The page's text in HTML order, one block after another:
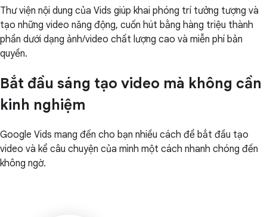
Thư viện nội dung của Vids giúp khai phóng trí tưởng tượng và
tạo những video năng động, cuốn hút bằng hàng triệu thành
phần dưới dạng ảnh/video chất lượng cao và miễn phí bản
quyền.
Bắt đầu sáng tạo video mà không cần
kinh nghiệm
Google Vids mang đến cho bạn nhiều cách để bắt đầu tạo
video và kể câu chuyện của mình một cách nhanh chóng đến
không ngờ.